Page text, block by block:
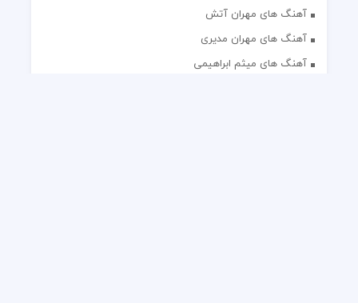
آهنگ های مهران آتش
آهنگ های مهران مدیری
آهنگ های میثم ابراهیمی